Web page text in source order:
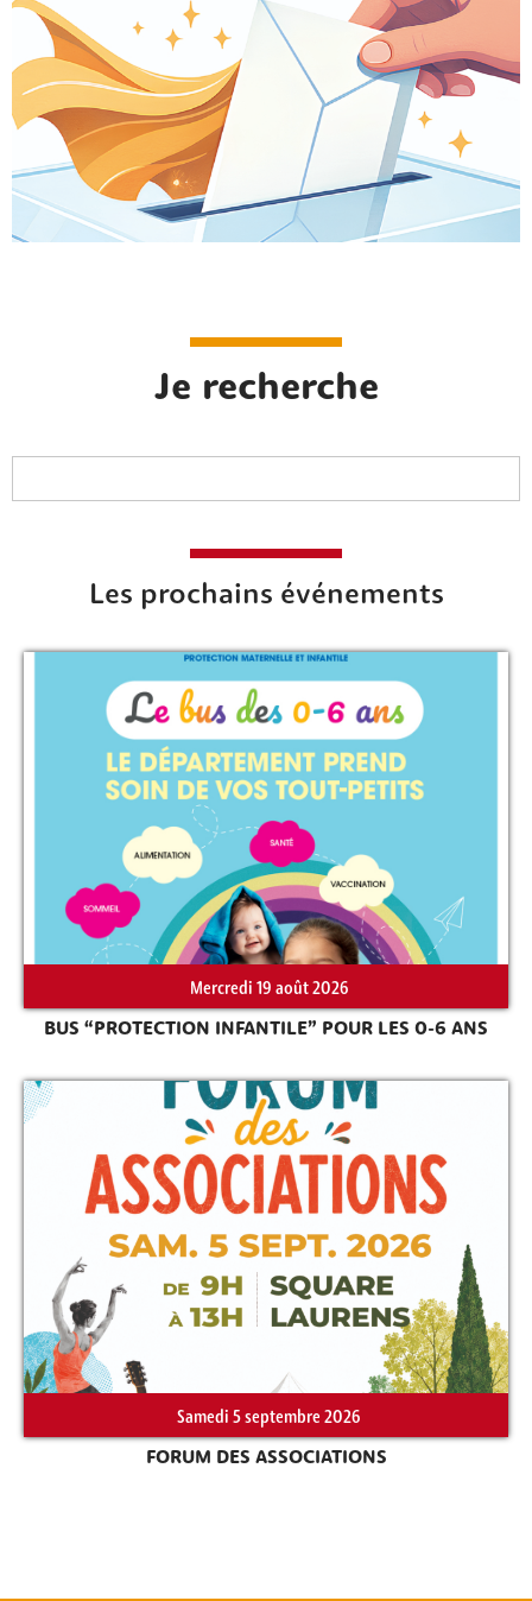
Je recherche
Les prochains événements
Mercredi 19 août 2026
BUS “PROTECTION INFANTILE” POUR LES 0-6 ANS
Samedi 5 septembre 2026
FORUM DES ASSOCIATIONS